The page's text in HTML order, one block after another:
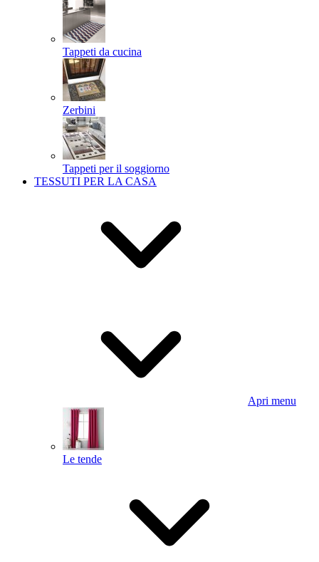
Tappeti da cucina
Zerbini
Tappeti per il soggiorno
TESSUTI PER LA CASA
Apri menu
Le tende